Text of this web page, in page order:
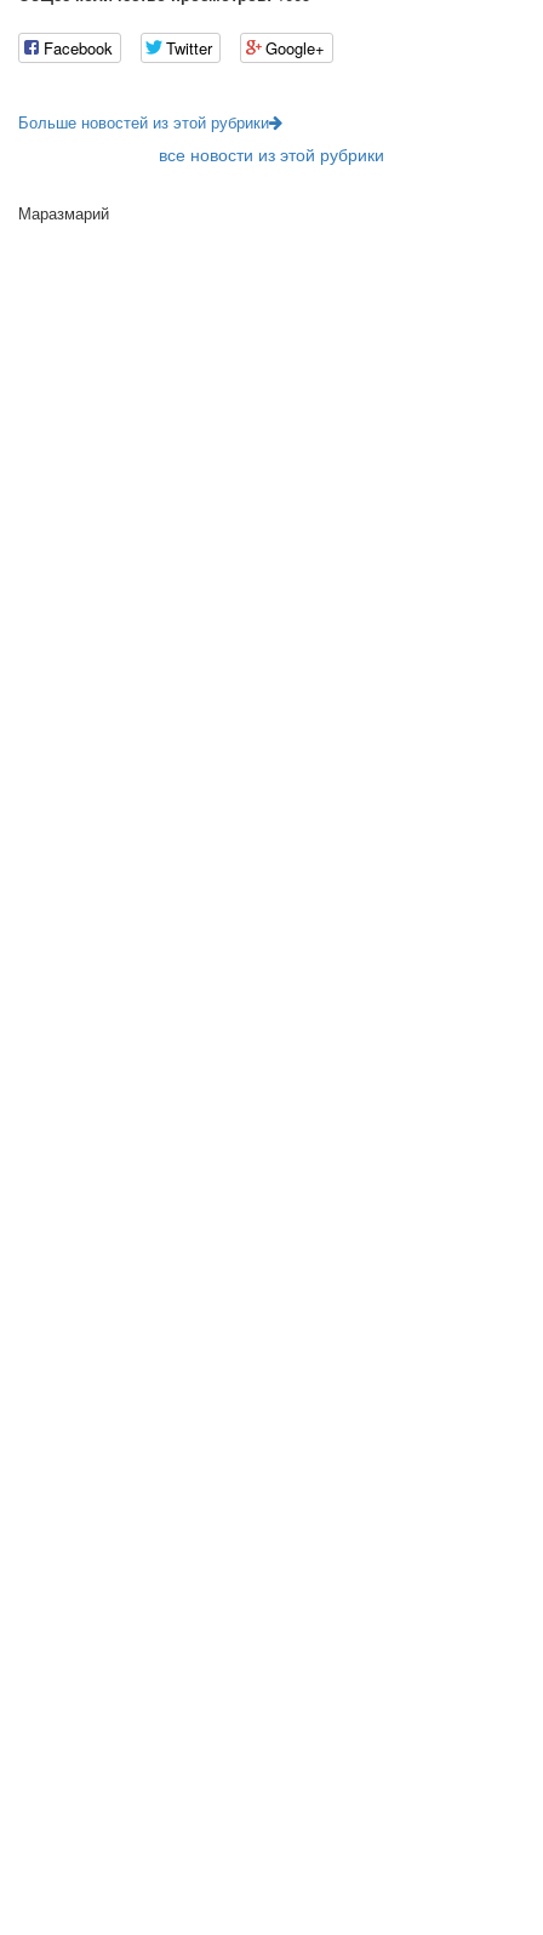
Facebook Twitter Google+
Больше новостей из этой рубрики
все новости из этой рубрики
Маразмарий